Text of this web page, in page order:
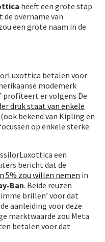
heeft een grote stap
overname van
een grote naam in de
betalen voor
modemerk
profiteert er volgens De
druk staat van enkele
bekend van Kipling en
op enkele sterke
een
bericht dat de
5% zou willen nemen in
Ban. Beide reuzen
brillen’ voor dat
aanleiding voor deze
marktwaarde zou Meta
betalen voor dat